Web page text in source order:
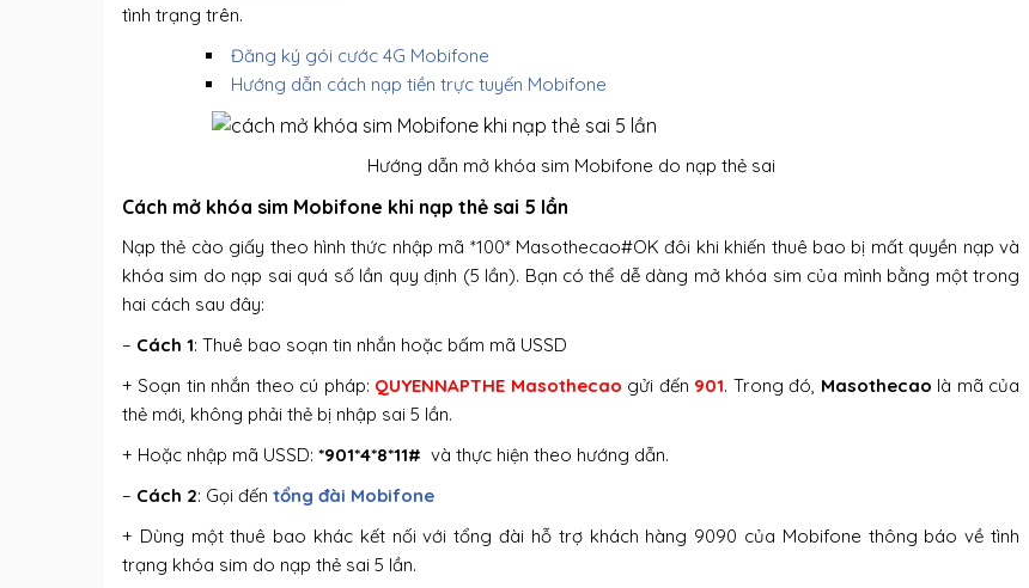
tình trạng trên.
Đăng ký gói cước 4G Mobifone
Hướng dẫn cách nạp tiền trực tuyến Mobifone
Hướng dẫn mở khóa sim Mobifone do nạp thẻ sai
Cách mở khóa sim Mobifone khi nạp thẻ sai 5 lần
Nạp thẻ cào giấy theo hình thức nhập mã *100* Masothecao#OK đôi khi khiến thuê bao bị mất quyền nạp và
khóa sim do nạp sai quá số lần quy định (5 lần). Bạn có thể dễ dàng mở khóa sim của mình bằng một trong
hai cách sau đây:
– Cách 1: Thuê bao soạn tin nhắn hoặc bấm mã USSD
+ Soạn tin nhắn theo cú pháp: QUYENNAPTHE Masothecao gửi đến 901. Trong đó, Masothecao là mã của
thẻ mới, không phải thẻ bị nhập sai 5 lần.
+ Hoặc nhập mã USSD: *901*4*8*11# và thực hiện theo hướng dẫn.
– Cách 2: Gọi đến tổng đài Mobifone
+ Dùng một thuê bao khác kết nối với tổng đài hỗ trợ khách hàng 9090 của Mobifone thông báo về tình
trạng khóa sim do nạp thẻ sai 5 lần.